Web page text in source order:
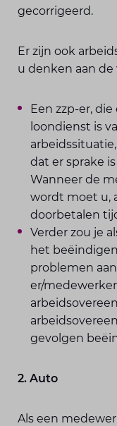
gecorrigeerd.
Er zijn ook
u denken aan
Een zzp-er,
loondienst is
dat er sprake
Wanneer de
wordt moet u,
doorbetalen
Verder zou je
het
problemen
er/
gevolgen
2. Auto
Als een